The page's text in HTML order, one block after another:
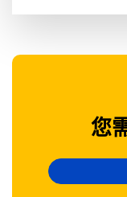
您